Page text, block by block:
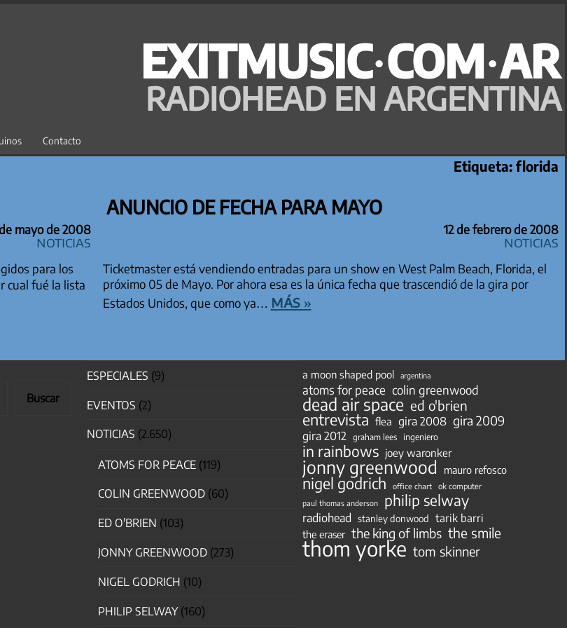
EXITMUSIC·COM·AR
RADIOHEAD EN ARGENTINA
Contacto
Etiqueta:florida
mayo de 2008
Noticias
para los
cual fué la lista
ANUNCIO DE FECHA PARA MAYO
12 de febrero de 2008
Noticias
Ticketmaster está vendiendo entradas para un show en West Palm Beach, Florida, el
próximo 05 de Mayo. Por ahora esa es la única fecha que trascendió de la gira por
Estados Unidos, que como ya… más »
Buscar
ESPECIALES (9)
EVENTOS (2)
NOTICIAS (2.650)
ATOMS FOR PEACE (119)
COLIN GREENWOOD (60)
ED O'BRIEN (103)
JONNY GREENWOOD (273)
NIGEL GODRICH (10)
PHILIP SELWAY(160)
a moon shaped pool argentina
atoms for peace colin greenwood
dead air space ed o'brien
entrevista flea gira 2008 gira 2009
gira 2012 graham lees ingeniero
in rainbows joey waronker
jonny greenwood mauro refosco
nigel godrich office chart ok computer
paul thomas anderson philip selway
radiohead stanley donwood tarik barri
the eraser the king of limbs the smile
thom yorke tom skinner